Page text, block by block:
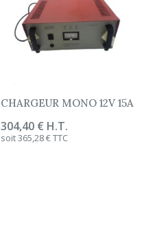
CHARGEUR MONO 12V 15A
Prix
304,40 € H.T.
soit 365,28 € TTC